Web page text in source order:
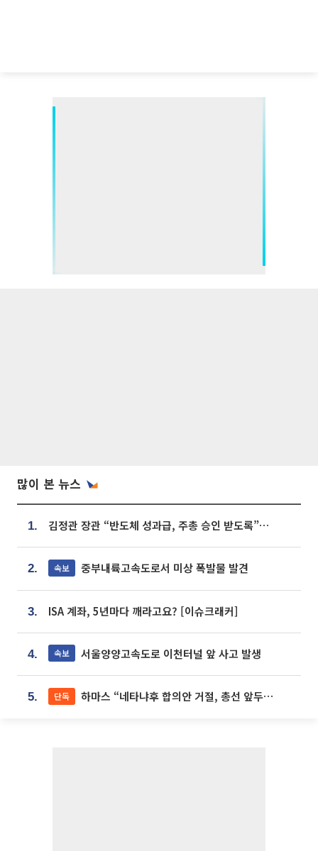
많이 본 뉴스
1. 김정관 장관 “반도체 성과급, 주총 승인 받도록”…상법·자본시장법 개정 시사
2. 속보 중부내륙고속도로서 미상 폭발물 발견
3. ISA 계좌, 5년마다 깨라고요? [이슈크래커]
4. 속보 서울양양고속도로 이천터널 앞 사고 발생
5. 단독 하마스 “네타냐후 합의안 거절, 총선 앞두고 시간 끌기”